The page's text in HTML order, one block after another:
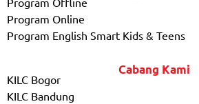
Program Online
Program English Smart Kids & Teens
Cabang Kami
KILC Bogor
KILC Bandung